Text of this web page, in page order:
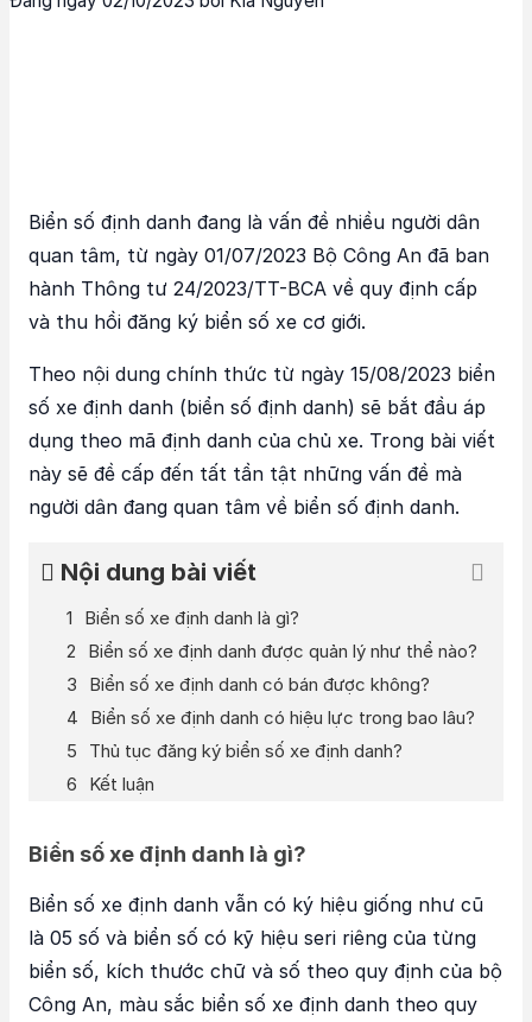
Biển số định danh đang là vấn đề nhiều người dân
quan tâm, từ ngày 01/07/2023 Bộ Công An đã ban
hành Thông tư 24/2023/TT-BCA về quy định cấp
và thu hồi đăng ký biển số xe cơ giới.
Theo nội dung chính thức từ ngày 15/08/2023 biển
số xe định danh (biển số định danh) sẽ bắt đầu áp
dụng theo mã định danh của chủ xe. Trong bài viết
này sẽ đề cấp đến tất tần tật những vấn đề mà
người dân đang quan tâm về biển số định danh.
Nội dung bài viết
Biển số xe định danh là gì?
Biển số xe định danh được quản lý như thể nào?
Biển số xe định danh có bán được không?
Biển số xe định danh có hiệu lực trong bao lâu?
Thủ tục đăng ký biển số xe định danh?
Kết luận
Biển số xe định danh là gì?
Biển số xe định danh vẫn có ký hiệu giống như cũ
là 05 số và biển số có kỹ hiệu seri riêng của từng
biển số, kích thước chữ và số theo quy định của bộ
Công An, màu sắc biển số xe định danh theo quy